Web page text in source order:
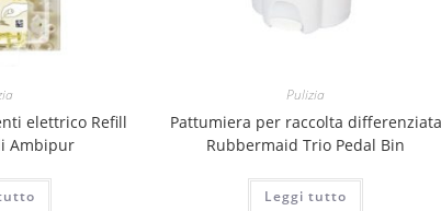
elettrico Refill
Ambipur
Pulizia
Pattumiera per raccolta differenziata
Rubbermaid Trio Pedal Bin
Leggi tutto